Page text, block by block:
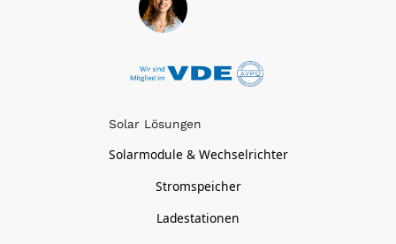
Solar Lösungen
Solarmodule & Wechselrichter
Stromspeicher
Ladestationen